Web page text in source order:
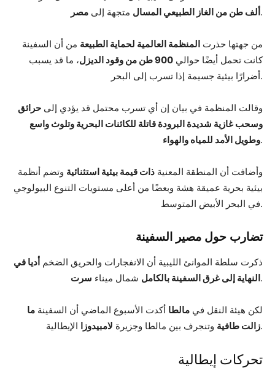
ألف طن من الغاز الطبيعي المسال متجهة إلى مصر .
من جهتها حذرت المنظمة العالمية لحماية الطبيعة من أن السفينة
كانت تحمل أيضًا حوالي 900 طن من وقود الديزل
، ما قد يسبب
أضرارًا بيئية جسيمة إذا تسرب إلى البحر.
وقالت المنظمة في بيان إن أي تسرب محتمل قد يؤدي إلى حرائق
وسحب غازية شديدة البرودة قاتلة للكائنات البحرية وتلوث واسع
وطويل الأمد للمياه والهواء.
وأضافت أن المنطقة المعنية ذات قيمة بيئية استثنائية وتضم أنظمة
بيئية بحرية عميقة هشة وبعضًا من أعلى مستويات التنوع البيولوجي
في البحر الأبيض المتوسط.
تضارب حول مصير السفينة
ذكرت سلطة الموانئ الليبية أن الانفجارات والحريق الضخم أديا في
النهاية إلى غرق السفينة بالكامل شمال ميناء سرت .
لكن هيئة النقل في مالطا أكدت الأسبوع الماضي أن السفينة ما
زالت طافية وتنجرف بين مالطا وجزيرة لامبيدوزا الإيطالية.
تحركات إيطالية